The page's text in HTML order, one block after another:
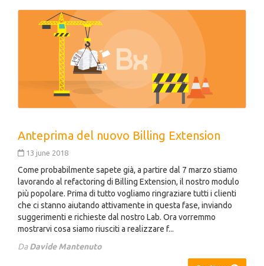
Anteprima del nuovo Billing Extension
13 june 2018
Come probabilmente sapete già, a partire dal 7 marzo stiamo
lavorando al refactoring di Billing Extension, il nostro modulo
più popolare. Prima di tutto vogliamo ringraziare tutti i clienti
che ci stanno aiutando attivamente in questa fase, inviando
suggerimenti e richieste dal nostro Lab. Ora vorremmo
mostrarvi cosa siamo riusciti a realizzare f...
DaDavide Mantenuto